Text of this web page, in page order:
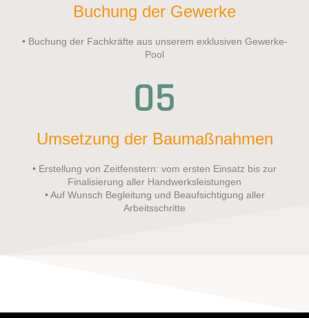
Buchung der Gewerke
• Buchung der Fachkräfte aus unserem exklusiven Gewerke-
Pool
05
Umsetzung der Baumaßnahmen
• Erstellung von Zeitfenstern: vom ersten Einsatz bis zur
Finalisierung aller Handwerksleistungen
• Auf Wunsch Begleitung und Beaufsichtigung aller
Arbeitsschritte